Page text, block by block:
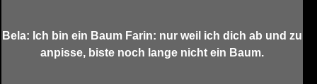
Bela: Ich bin ein Baum Farin: nur weil ich dich ab und zu
anpisse, biste noch lange nicht ein Baum.